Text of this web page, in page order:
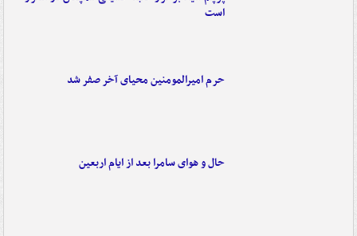
است
حرم امیرالمومنین محیای آخر صفر شد
حال و هوای سامرا بعد از ایام اربعین